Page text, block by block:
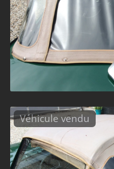
Véhicule vendu